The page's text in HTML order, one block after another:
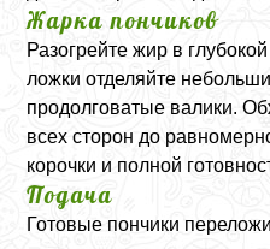
Жарка пончиков
Разогрейте жир в
ложки отделяйте
продолговатые валики.
всех сторон до
корочки и полной
Подача
Готовые пончики